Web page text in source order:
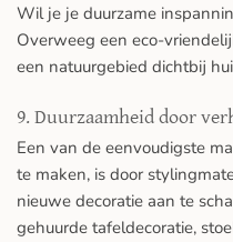
Wil je je duurzame
Overweeg een eco-
een natuurgebied dichtbij
9. Duurzaamheid door
Een van de eenvoudigste
te maken, is door
nieuwe decoratie aan te
gehuurde tafeldecoratie,